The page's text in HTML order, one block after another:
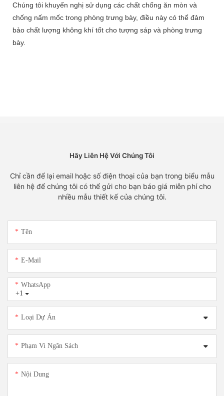
Chúng tôi khuyến nghị sử dụng các chất chống ăn mòn và
chống nấm mốc trong phòng trưng bày, điều này có thể đảm
bảo chất lượng không khí tốt cho tượng sáp và phòng trưng
bày.
Hãy Liên Hệ Với Chúng Tôi
Chỉ cần để lại email hoặc số điện thoại của bạn trong biểu mẫu
liên hệ để chúng tôi có thể gửi cho bạn báo giá miễn phí cho
nhiều mẫu thiết kế của chúng tôi.
Tên
E-Mail
+1
WhatsApp
Loại Dự Án
Phạm Vi Ngân Sách
Nội Dung